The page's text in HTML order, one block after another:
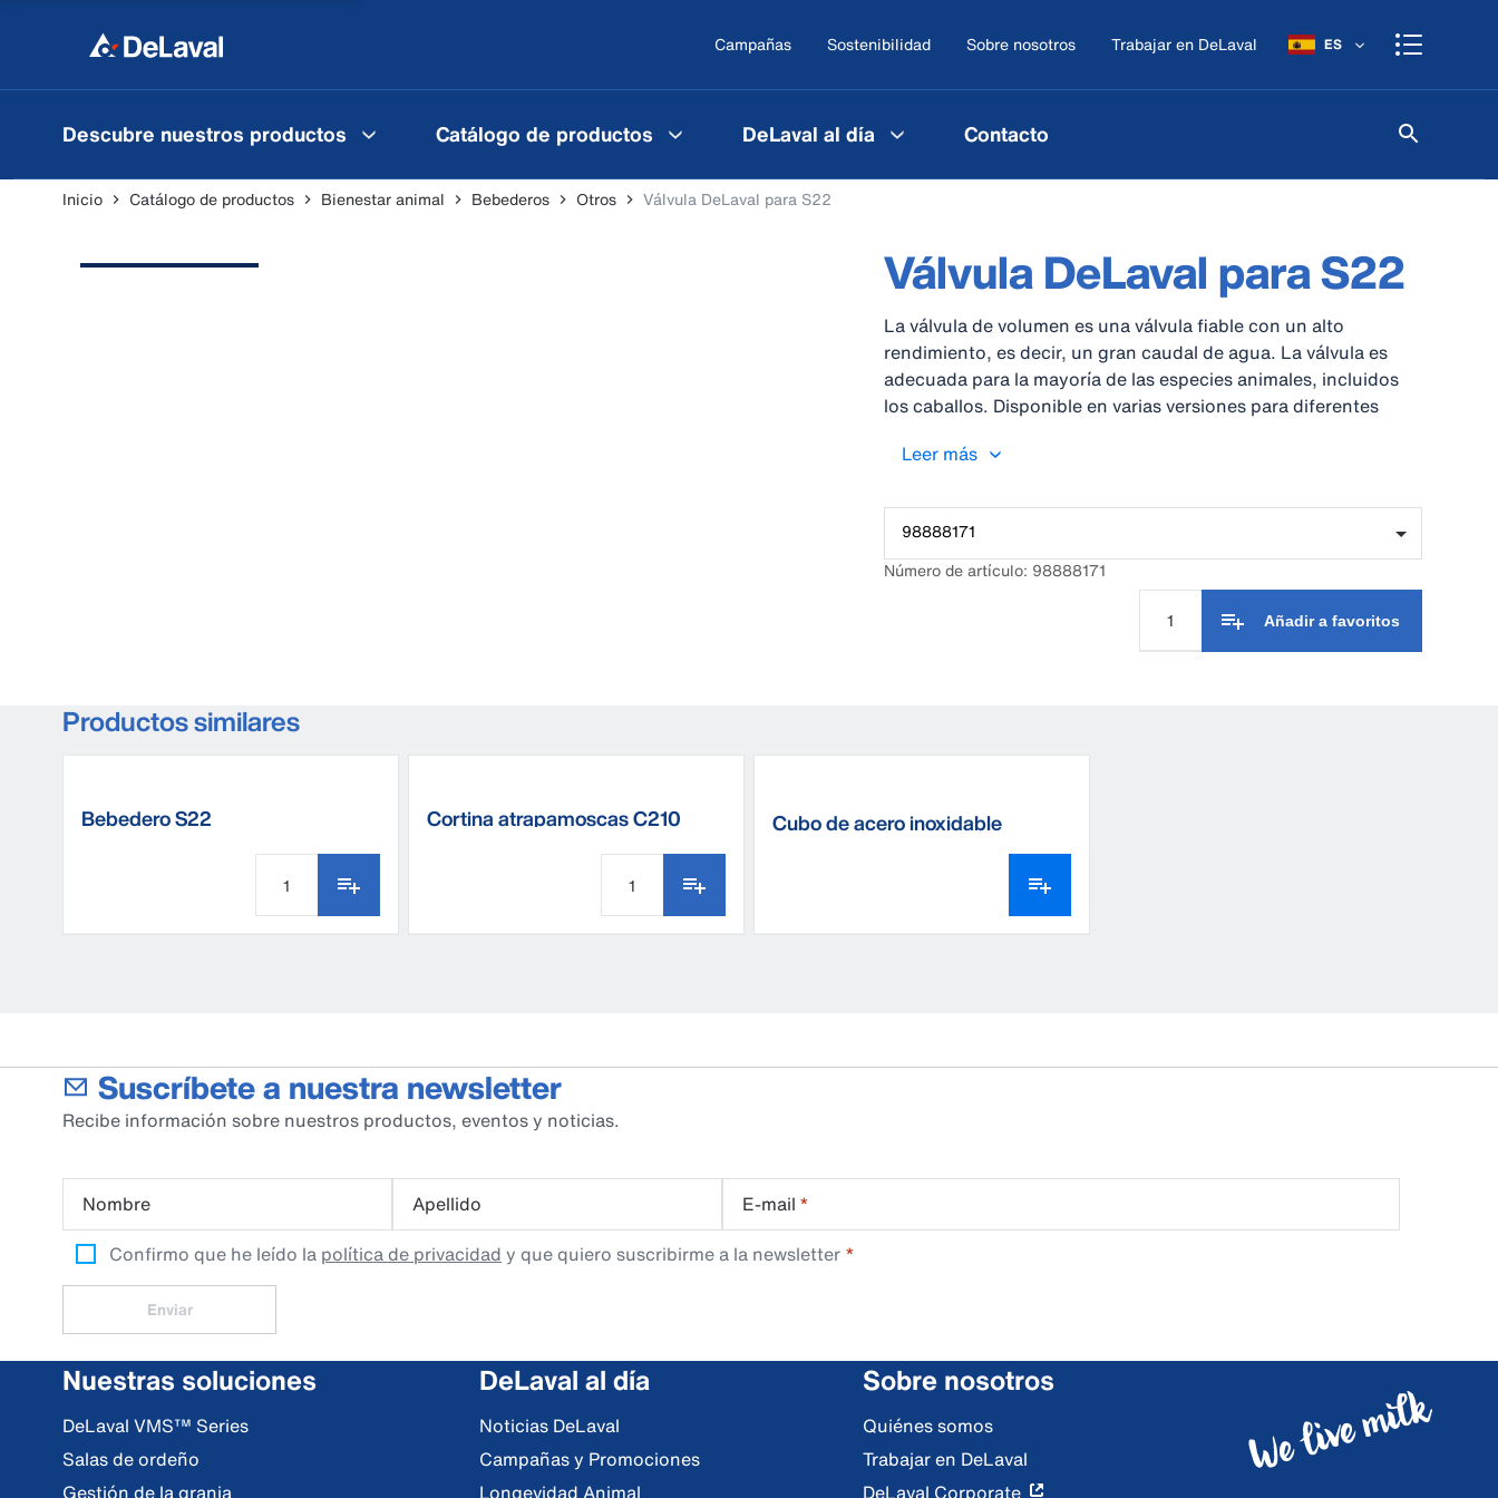
Campañas Sostenibilidad Sobre nosotros Trabajar en DeLaval ES
Descubre nuestros productos Catálogo de productos DeLaval al día Contacto
Inicio Catálogo de productos Bienestar animal Bebederos Otros Válvula DeLaval para S22
Válvula DeLaval para S22
La válvula de volumen es una válvula fiable con un alto
rendimiento, es decir, un gran caudal de agua. La válvula es
adecuada para la mayoría de las especies animales, incluidos
los caballos. Disponible en varias versiones para diferentes
Leer más
98888171
Número de artículo: 98888171
Añadir a favoritos
Productos similares
Bebedero S22 Cortina atrapamoscas C210
Cubo de acero inoxidable
Suscríbete a nuestra newsletter
Recibe información sobre nuestros productos, eventos y noticias.
Nombre Apellido E-mail *
Confirmo que he leído la política de privacidad y que quiero suscribirme a la newsletter
Enviar
Nuestras soluciones
DeLaval VMS™ Series
Salas de ordeño
Gestión de la granja
DeLaval al día
Noticias DeLaval
Campañas y Promociones
Longevidad Animal
Sobre nosotros
Quiénes somos
Trabajar en DeLaval
DeLaval Corporate